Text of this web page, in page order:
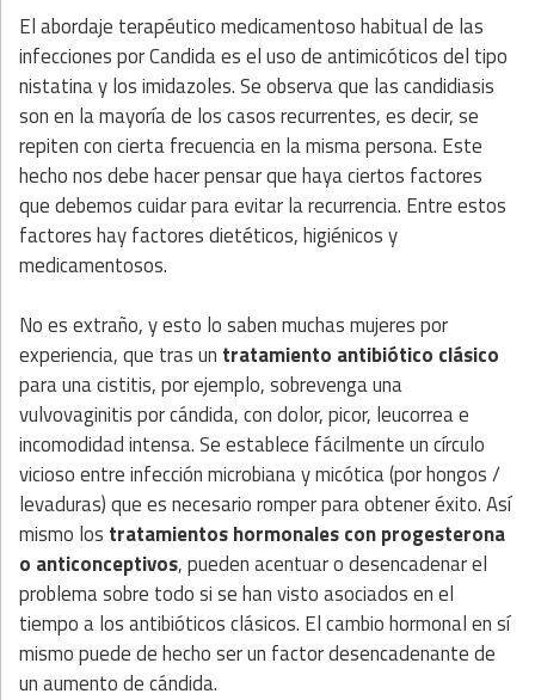
El abordaje terapéutico medicamentoso habitual de las
infecciones por Candida es el uso de antimicóticos del tipo
nistatina y los imidazoles. Se observa que las candidiasis
son en la mayoría de los casos recurrentes, es decir, se
repiten con cierta frecuencia en la misma persona. Este
hecho nos debe hacer pensar que haya ciertos factores
que debemos cuidar para evitar la recurrencia. Entre estos
factores hay factores dietéticos, higiénicos y
medicamentosos.
No es extraño, y esto lo saben muchas mujeres por
experiencia, que tras un tratamiento antibiótico clásico
para una cistitis, por ejemplo, sobrevenga una
vulvovaginitis por cándida, con dolor, picor, leucorrea e
incomodidad intensa. Se establece fácilmente un círculo
vicioso entre infección microbiana y micótica (por hongos /
levaduras) que es necesario romper para obtener éxito. Así
mismo los tratamientos hormonales con progesterona
o anticonceptivos, pueden acentuar o desencadenar el
problema sobre todo si se han visto asociados en el
tiempo a los antibióticos clásicos. El cambio hormonal en sí
mismo puede de hecho ser un factor desencadenante de
un aumento de cándida.